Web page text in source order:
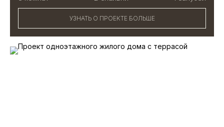
УЗНАТЬ О ПРОЕКТЕ БОЛЬШЕ